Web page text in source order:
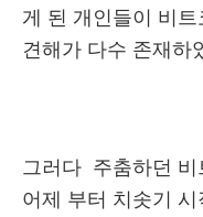
게 된 개인들이 비
견해가 다수 존재하
그러다 주춤하던
어제 부터 치솟기